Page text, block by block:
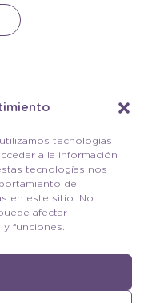
tecnologías
a la información
tecnologías nos
de
en este sitio. No
afectar
funciones.